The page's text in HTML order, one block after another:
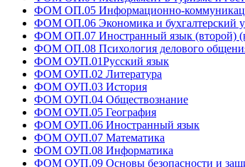
ФОМ ОП.05 Информационно-
ФОМ ОП.06 Экономика и бухгалтерский
ФОМ ОП.07 Иностранный язык (второй)
ФОМ ОП.08 Психология делового
ФОМ ОУП.01Русский язык
ФОМ ОУП.02 Литература
ФОМ ОУП.03 История
ФОМ ОУП.04 Обществознание
ФОМ ОУП.05 География
ФОМ ОУП.06 Иностранный язык
ФОМ ОУП.07 Математика
ФОМ ОУП.08 Информатика
ФОМ ОУП.09 Основы безопасности и